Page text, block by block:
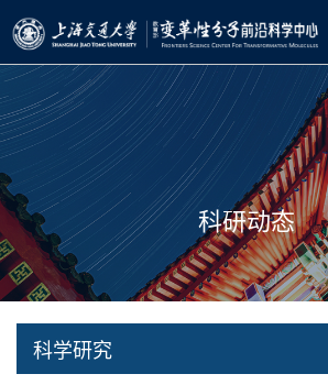
科研动态
科学研究